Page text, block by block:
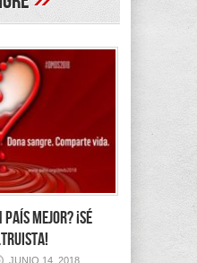
mejor? ¡Sé
JUNIO 14, 2018